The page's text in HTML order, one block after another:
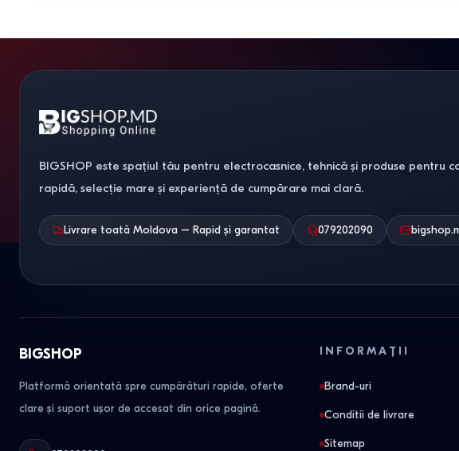
BIGSHOP este spațiul tău pentru electrocasnice, tehnică și produse pentru
rapidă, selecție mare și experiență de cumpărare mai clară.
Livrare toată Moldova – Rapid și garantat 079202090
BIGSHOP
Platformă orientată spre cumpărături rapide, oferte
clare și suport ușor de accesat din orice pagină.
INFORMAȚII
Brand-uri
Conditii de livrare
Sitemap